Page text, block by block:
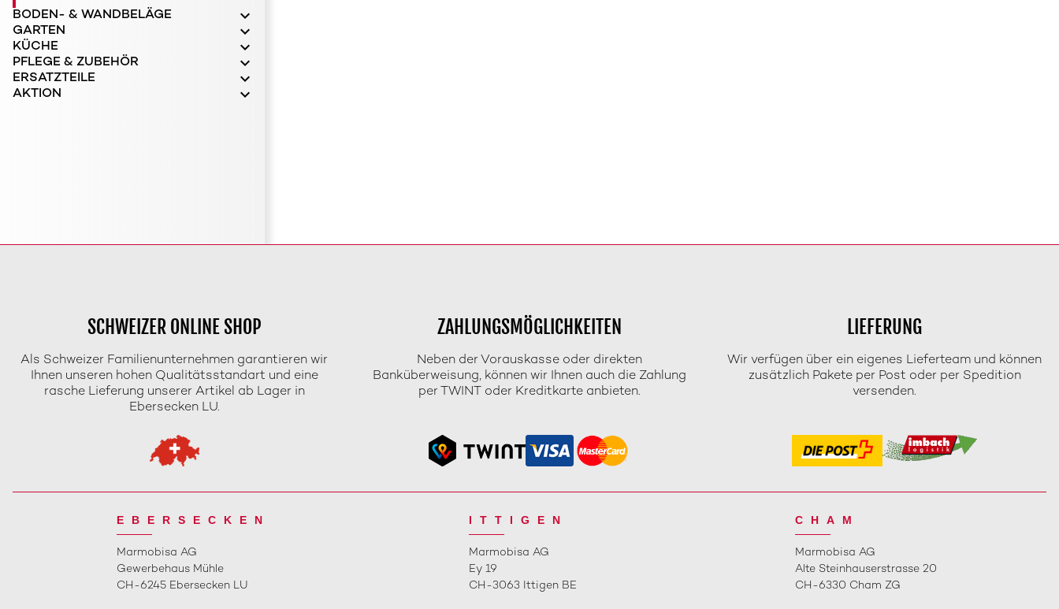
BODEN- & WANDBELÄGE
GARTEN
KÜCHE
PFLEGE & ZUBEHÖR
ERSATZTEILE
AKTION
SCHWEIZER ONLINE SHOP
Als Schweizer Familienunternehmen garantieren wir
Ihnen unseren hohen Qualitätsstandart und eine
rasche Lieferung unserer Artikel ab Lager in
Ebersecken LU.
ZAHLUNGSMÖGLICHKEITEN
Neben der Vorauskasse oder direkten
Banküberweisung, können wir Ihnen auch die Zahlung
per TWINT oder Kreditkarte anbieten.
LIEFERUNG
Wir verfügen über ein eigenes Lieferteam und können
zusätzlich Pakete per Post oder per Spedition
versenden.
EBERSECKEN
Marmobisa AG
Gewerbehaus Mühle
CH-6245 Ebersecken LU
ITTIGEN
Marmobisa AG
Ey 19
CH-3063 Ittigen BE
CHAM
Marmobisa AG
Alte Steinhauserstrasse 20
CH-6330 Cham ZG